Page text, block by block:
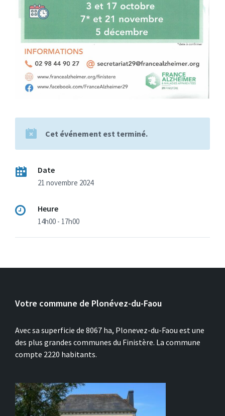
Cet événement est terminé.
Date
21 novembre 2024
Heure
14h00 - 17h00
Votre commune de Plonévez-du-Faou
Avec sa superficie de 8067 ha, Plonevez-du-Faou est une
des plus grandes communes du Finistère. La commune
compte 2220 habitants.